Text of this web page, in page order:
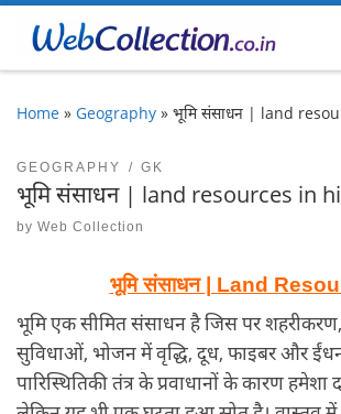
Skip to content
Home » Geography » भूमि संसाधन | land
GEOGRAPHY GK
भूमि संसाधन | land resources in
by Web Collection
भूमि संसाधन | Land
भूमि एक सीमित संसाधन है जिस पर शहरीकरण,
सुविधाओं, भोजन में वृद्धि, दूध, फाइबर और
पारिस्थितिकी तंत्र के प्रवाधानों के कारण हमेशा